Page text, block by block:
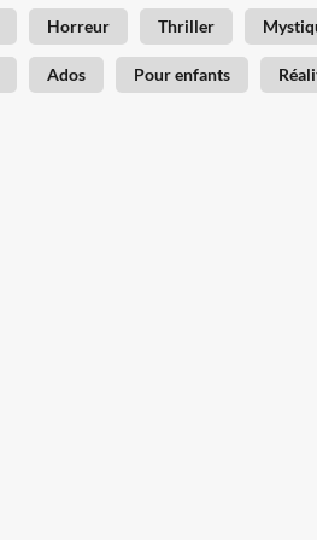
Horreur Thriller
Ados Pour enfants